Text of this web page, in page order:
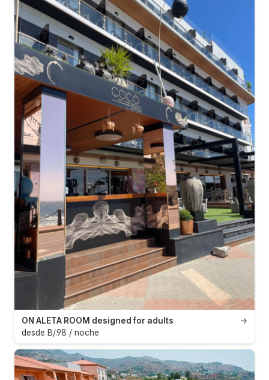
→
ON ALETA ROOM designed for adults
desde B/.98 / noche